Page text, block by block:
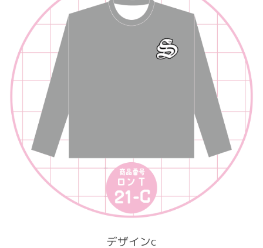
デザインc